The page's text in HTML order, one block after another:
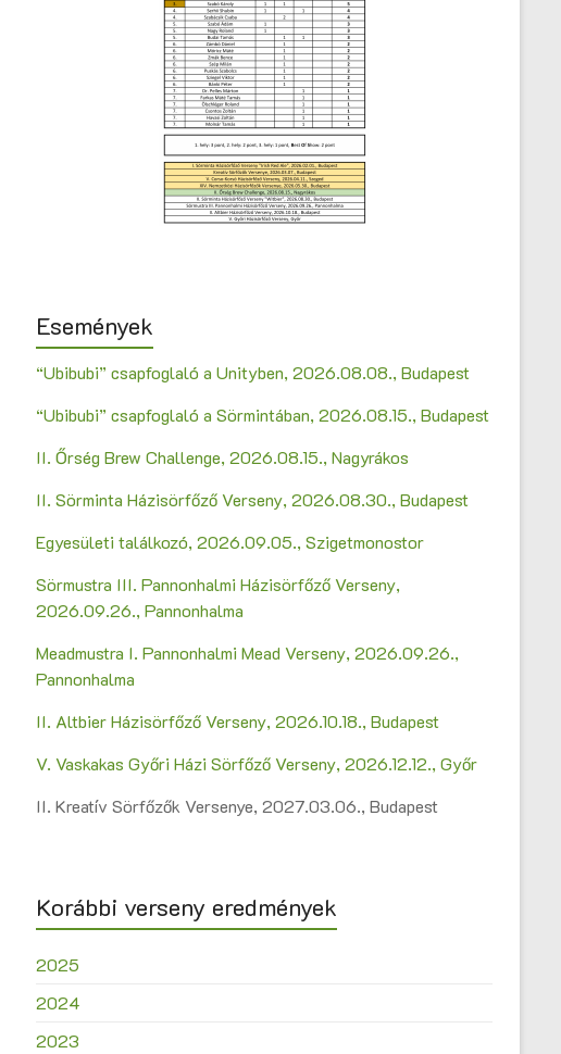
Események
“Ubibubi” csapfoglaló a Unityben, 2026.08.08., Budapest
“Ubibubi” csapfoglaló a Sörmintában, 2026.08.15., Budapest
II. Őrség Brew Challenge, 2026.08.15., Nagyrákos
II. Sörminta Házisörfőző Verseny, 2026.08.30., Budapest
Egyesületi találkozó, 2026.09.05., Szigetmonostor
Sörmustra III. Pannonhalmi Házisörfőző Verseny,
2026.09.26., Pannonhalma
Meadmustra I. Pannonhalmi Mead Verseny, 2026.09.26.,
Pannonhalma
II. Altbier Házisörfőző Verseny, 2026.10.18., Budapest
V. Vaskakas Győri Házi Sörfőző Verseny, 2026.12.12., Győr
II. Kreatív Sörfőzők Versenye, 2027.03.06., Budapest
Korábbi verseny eredmények
2025
2024
2023